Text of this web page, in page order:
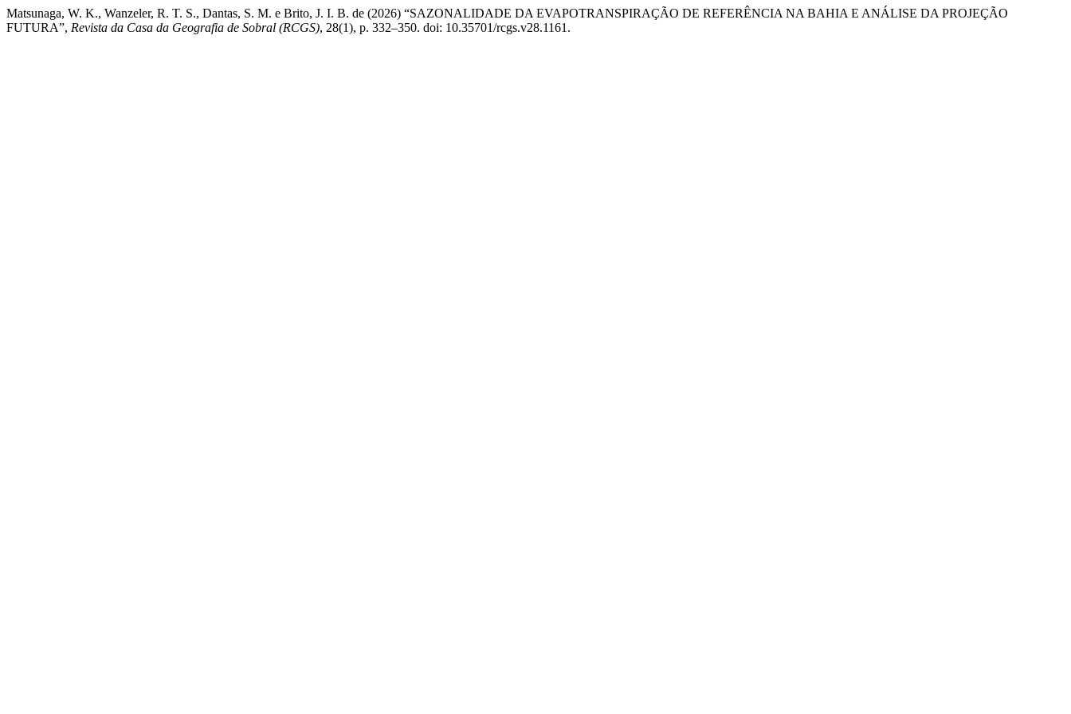
Matsunaga, W. K., Wanzeler, R. T. S., Dantas, S. M. e Brito, J. I. B. de (2026) “SAZONALIDADE DA EVAPOTRANSPIRAÇÃO DE REFERÊNCIA NA BAHIA E ANÁLISE DA PROJEÇÃO
FUTURA”, Revista da Casa da Geografia de Sobral (RCGS), 28(1), p. 332–350. doi: 10.35701/rcgs.v28.1161.